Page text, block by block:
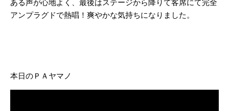
ある声が心地よく、最後はステージから降りて客席にて完全
アンプラグドで熱唱！爽やかな気持ちになりました。
本日のＰＡヤマノ